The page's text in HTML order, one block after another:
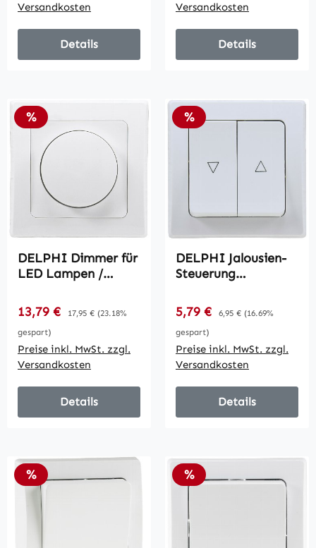
Versandkosten
Details
Versandkosten
Details
Rabatt
%
DELPHI Dimmer für
LED Lampen /
Rahmen, UP, weiß
Verkaufspreis:
13,79 € Regulärer Preis:
17,95 € (23.18%
gespart)
Preise inkl. MwSt. zzgl.
Versandkosten
Details
Rabatt
%
DELPHI Jalousien-
Steuerung
Taster, inkl.
Rahmen, UP, weiß
Verkaufspreis:
5,79 € Regulärer Preis:
6,95 € (16.69%
gespart)
Preise inkl. MwSt. zzgl.
Versandkosten
Details
Rabatt
% Rabatt
%